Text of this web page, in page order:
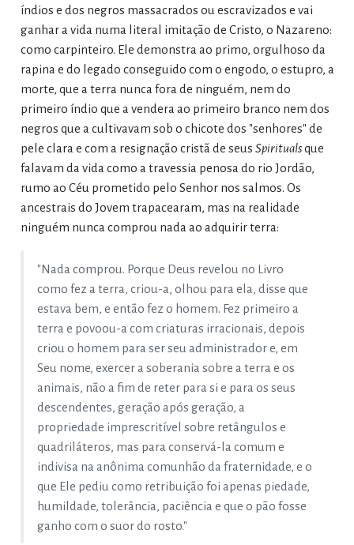
índios e dos negros massacrados ou escravizados e vai
ganhar a vida numa literal imitação de Cristo, o Nazareno:
como carpinteiro. Ele demonstra ao primo, orgulhoso da
rapina e do legado conseguido com o engodo, o estupro, a
morte, que a terra nunca fora de ninguém, nem do
primeiro índio que a vendera ao primeiro branco nem dos
negros que a cultivavam sob o chicote dos "senhores" de
pele clara e com a resignação cristã de seus Spiritualsque
falavam da vida como a travessia penosa do rio Jordão,
rumo ao Céu prometido pelo Senhor nos salmos. Os
ancestrais do Jovem trapacearam, mas na realidade
ninguém nunca comprou nada ao adquirir terra:
"Nada comprou. Porque Deus revelou no Livro
como fez a terra, criou-a, olhou para ela, disse que
estava bem, e então fez o homem. Fez primeiro a
terra e povoou-a com criaturas irracionais, depois
criou o homem para ser seu administrador e, em
Seu nome, exercer a soberania sobre a terra e os
animais, não a fim de reter para si e para os seus
descendentes, geração após geração, a
propriedade imprescritível sobre retângulos e
quadriláteros, mas para conservá-la comum e
indivisa na anônima comunhão da fraternidade, e o
que Ele pediu como retribuição foi apenas piedade,
humildade, tolerância, paciência e que o pão fosse
ganho com o suor do rosto."